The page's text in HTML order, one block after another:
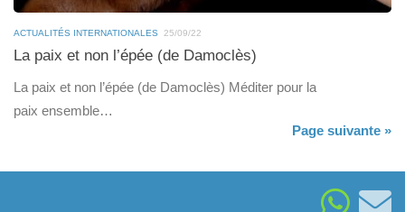
ACTUALITÉS INTERNATIONALES 25/09/22
La paix et non l’épée (de Damoclès)
La paix et non l’épée (de Damoclès) Méditer pour la
paix ensemble…
Page suivante »